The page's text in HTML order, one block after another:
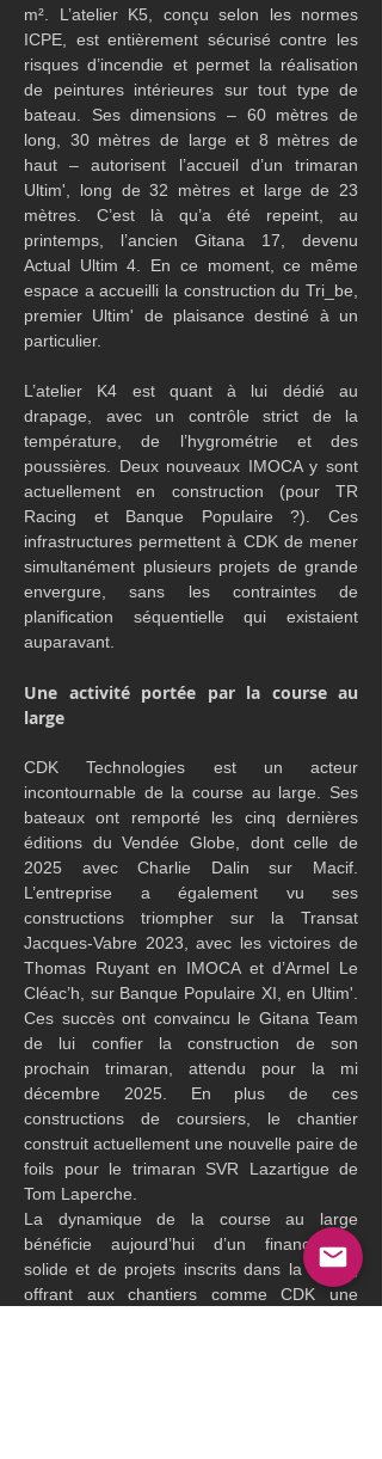
m². L’atelier K5, conçu selon les normes
ICPE, est entièrement sécurisé contre les
risques d’incendie et permet la réalisation
de peintures intérieures sur tout type de
bateau. Ses dimensions – 60 mètres de
long, 30 mètres de large et 8 mètres de
haut – autorisent l’accueil d’un trimaran
Ultim', long de 32 mètres et large de 23
mètres. C’est là qu’a été repeint, au
printemps, l’ancien Gitana 17, devenu
Actual Ultim 4. En ce moment, ce même
espace a accueilli la construction du Tri_be,
premier Ultim' de plaisance destiné à un
particulier.
L’atelier K4 est quant à lui dédié au
drapage, avec un contrôle strict de la
température, de l’hygrométrie et des
poussières. Deux nouveaux IMOCA y sont
actuellement en construction (pour TR
Racing et Banque Populaire ?). Ces
infrastructures permettent à CDK de mener
simultanément plusieurs projets de grande
envergure, sans les contraintes de
planification séquentielle qui existaient
auparavant.
Une activité portée par la course au
large
CDK Technologies est un acteur
incontournable de la course au large. Ses
bateaux ont remporté les cinq dernières
éditions du Vendée Globe, dont celle de
2025 avec Charlie Dalin sur Macif.
L’entreprise a également vu ses
constructions triompher sur la Transat
Jacques-Vabre 2023, avec les victoires de
Thomas Ruyant en IMOCA et d’Armel Le
Cléac’h, sur Banque Populaire XI, en Ultim'.
Ces succès ont convaincu le Gitana Team
de lui confier la construction de son
prochain trimaran, attendu pour la mi
décembre 2025. En plus de ces
constructions de coursiers, le chantier
construit actuellement une nouvelle paire de
foils pour le trimaran SVR Lazartigue de
Tom Laperche.
La dynamique de la course au large
bénéficie aujourd’hui d’un financement
solide et de projets inscrits dans la durée,
offrant aux chantiers comme CDK une